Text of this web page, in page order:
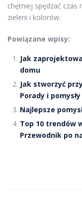
chętniej spędzać czas
zieleni i kolorów.
Powiązane wpisy:
Jak
domu
Jak stworzyć
Porady i pomysły
Najlepsze
Top 10 trendów
Przewodnik po